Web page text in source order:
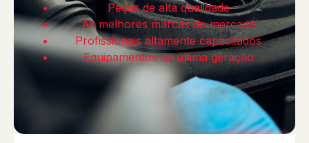
Peças de alta qualidade
As melhores marcas do mercado
Profissionais altamente capacitados
Equipamentos de última geração